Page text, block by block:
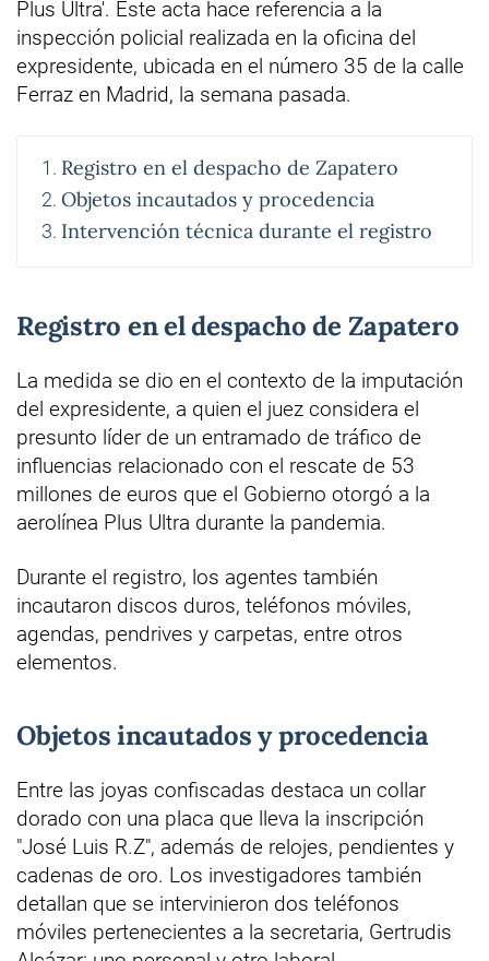
Plus Ultra'. Este acta hace referencia a la
inspección policial realizada en la oficina del
expresidente, ubicada en el número 35 de la calle
Ferraz en Madrid, la semana pasada.
Registro en el despacho de Zapatero
Objetos incautados y procedencia
Intervención técnica durante el registro
Registro en el despacho de Zapatero
La medida se dio en el contexto de la imputación
del expresidente, a quien el juez considera el
presunto líder de un entramado de tráfico de
influencias relacionado con el rescate de 53
millones de euros que el Gobierno otorgó a la
aerolínea Plus Ultra durante la pandemia.
Durante el registro, los agentes también
incautaron discos duros, teléfonos móviles,
agendas, pendrives y carpetas, entre otros
elementos.
Objetos incautados y procedencia
Entre las joyas confiscadas destaca un collar
dorado con una placa que lleva la inscripción
"José Luis R.Z", además de relojes, pendientes y
cadenas de oro. Los investigadores también
detallan que se intervinieron dos teléfonos
móviles pertenecientes a la secretaria, Gertrudis